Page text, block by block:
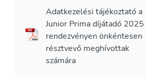
Adatkezelési tájékoztató a
Junior Prima díjátadó 2025
rendezvényen önkéntesen
résztvevő meghívottak
számára